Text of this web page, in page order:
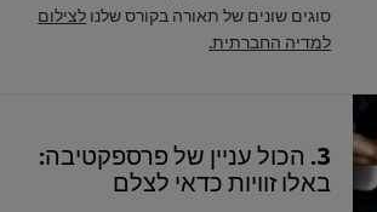
סוגים שונים של תאורה בקורס שלנו לצילום
למדיה החברתית.
3. הכול עניין של פרספקטיבה:
באלו זוויות כדאי לצלם